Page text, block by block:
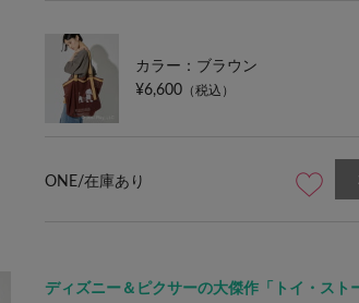
カラー：ブラウン
¥6,600 （税込）
ONE/在庫あり
ディズニー＆ピクサーの大傑作「トイ・スト